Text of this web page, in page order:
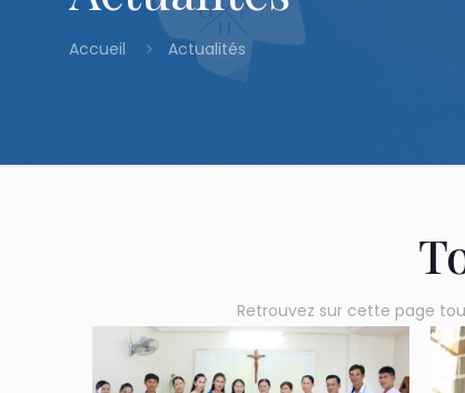
Accueil Actualités
Retrouvez sur cette page